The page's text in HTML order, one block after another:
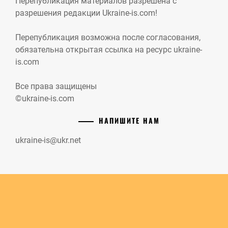
разрешения редакции Ukraine-is.com!
Перепубликация возможна после согласования,
обязательна открытая ссылка на ресурс ukraine-
is.com
Все права защищены
©ukraine-is.com
НАПИШИТЕ НАМ
ukraine-is@ukr.net